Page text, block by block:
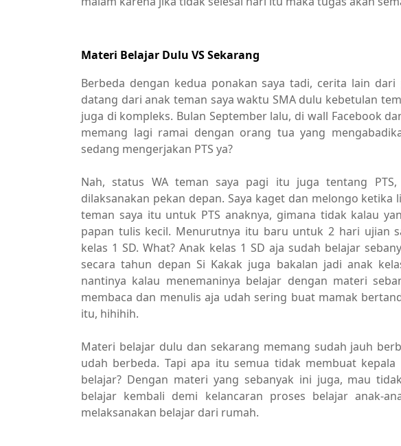
Materi Belajar Dulu VS Sekarang
Berbeda dengan kedua ponakan saya tadi, cerita lain
datang dari anak teman saya waktu SMA dulu kebetulan
juga di kompleks. Bulan September lalu, di wall Facebook
memang lagi ramai dengan orang tua yang
sedang mengerjakan PTS ya?
Nah, status WA teman saya pagi itu juga tentang
dilaksanakan pekan depan. Saya kaget dan melongo
teman saya itu untuk PTS anaknya, gimana tidak kalau
papan tulis kecil. Menurutnya itu baru untuk 2 hari ujian
kelas 1 SD. What? Anak kelas 1 SD aja sudah belajar
secara tahun depan Si Kakak juga bakalan jadi anak
nantinya kalau menemaninya belajar dengan materi
membaca dan menulis aja udah sering buat mamak
itu, hihihih.
Materi belajar dulu dan sekarang memang sudah jauh
udah berbeda. Tapi apa itu semua tidak membuat
belajar? Dengan materi yang sebanyak ini juga, mau
belajar kembali demi kelancaran proses belajar anak-
melaksanakan belajar dari rumah.